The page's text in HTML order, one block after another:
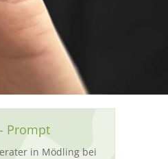
Prompt
in Mödling bei